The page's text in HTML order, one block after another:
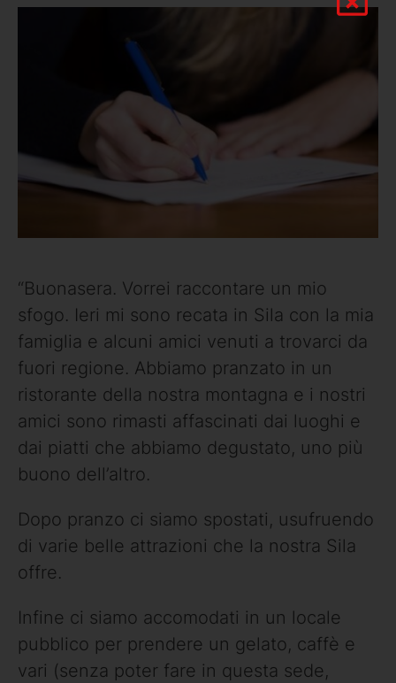
“Buonasera. Vorrei raccontare un mio
sfogo. Ieri mi sono recata in Sila con la mia
famiglia e alcuni amici venuti a trovarci da
fuori regione. Abbiamo pranzato in un
ristorante della nostra montagna e i nostri
amici sono rimasti affascinati dai luoghi e
dai piatti che abbiamo degustato, uno più
buono dell’altro.
Dopo pranzo ci siamo spostati, usufruendo
di varie belle attrazioni che la nostra Sila
offre.
Infine ci siamo accomodati in un locale
pubblico per prendere un gelato, caffè e
vari (senza poter fare in questa sede,